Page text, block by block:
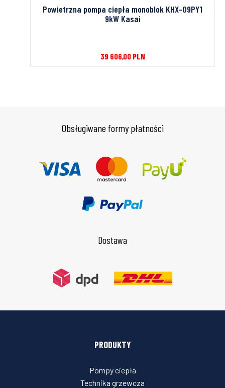
Powietrzna pompa ciepła monoblok KHX-09PY1
9kW Kasai
39 606,00 PLN
Obsługiwane formy płatności
Dostawa
PRODUKTY
Pompy ciepła
Technika grzewcza